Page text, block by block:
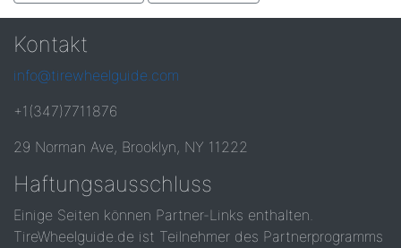
Kontakt
info@tirewheelguide.com
+1(347)7711876
29 Norman Ave, Brooklyn, NY 11222
Haftungsausschluss
Einige Seiten können Partner-Links enthalten.
TireWheelguide.de ist Teilnehmer des Partnerprogramms